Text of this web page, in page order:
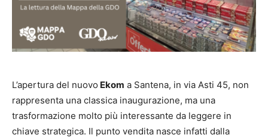
L’apertura del nuovo Ekom a Santena, in via Asti 45, non
rappresenta una classica inaugurazione, ma una
trasformazione molto più interessante da leggere in
chiave strategica. Il punto vendita nasce infatti dalla